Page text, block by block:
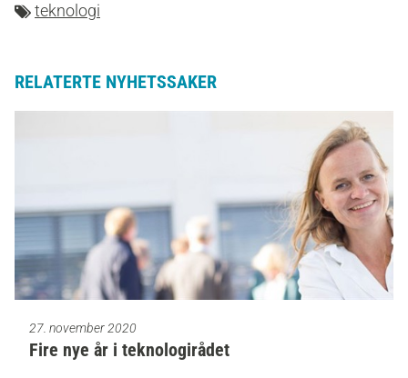
teknologi
RELATERTE NYHETSSAKER
27. november 2020
Fire nye år i teknologirådet